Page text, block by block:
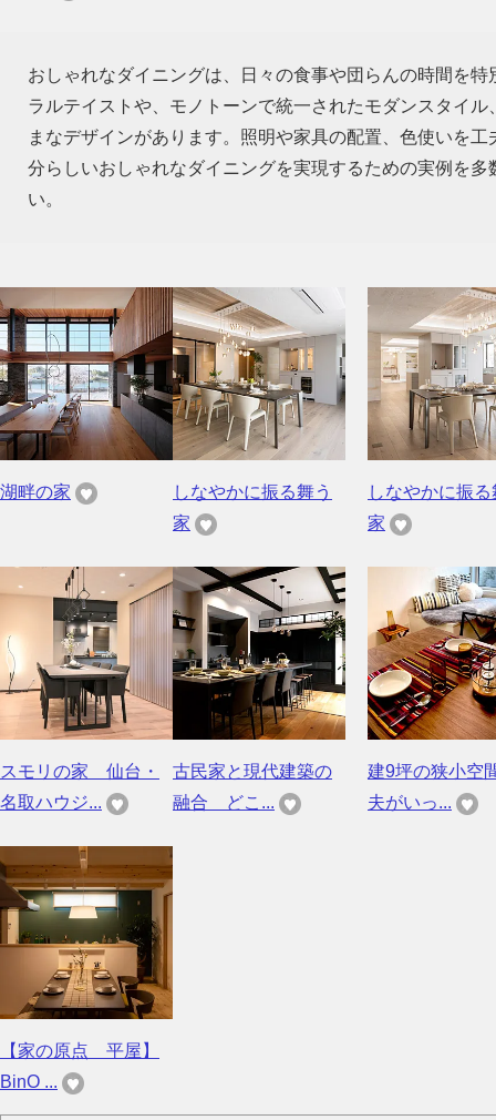
おしゃれなダイニングは、日々の食事や団らんの時間を
ラルテイストや、モノトーンで統一されたモダンスタイ
まなデザインがあります。照明や家具の配置、色使いを
分らしいおしゃれなダイニングを実現するための実例を
い。
湖畔の家
しなやかに振る舞う
家
しなやかに振る
家
スモリの家 仙台・
名取ハウジ...
古民家と現代建築の
融合 どこ...
建9坪の狭小空
夫がいっ...
【家の原点 平屋】
BinO ...